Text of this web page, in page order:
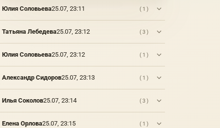
Юлия Соловьева25.07, 23:11 (1)
Татьяна Лебедева25.07, 23:12 (3)
Юлия Соловьева25.07, 23:12 (1)
Александр Сидоров25.07, 23:13 (1)
Илья Соколов25.07, 23:14 (3)
Елена Орлова25.07, 23:15 (1)